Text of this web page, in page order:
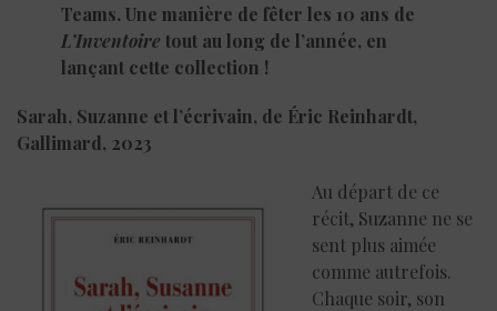
Teams. Une manière de fêter les 10 ans de
L’Inventoire tout au long de l’année, en
lançant cette collection !
Sarah, Suzanne et l’écrivain, de Éric Reinhardt,
Gallimard, 2023
Au départ de ce
récit, Suzanne ne se
sent plus aimée
comme autrefois.
Chaque soir, son